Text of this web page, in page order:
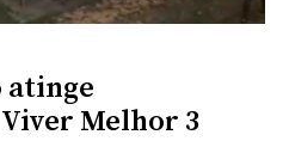
atinge
Melhor 3